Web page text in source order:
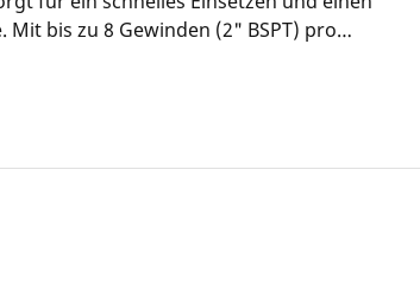
bis zu 8 Gewinden (2" BSPT) pro
Bereichen und auf Werkbänken. Sanitär-,